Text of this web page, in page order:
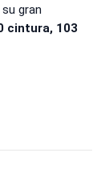
gran
cintura, 103